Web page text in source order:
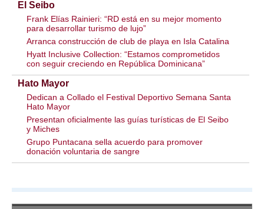
El Seibo
Frank Elías Rainieri: “RD está en su mejor momento
para desarrollar turismo de lujo”
Arranca construcción de club de playa en Isla Catalina
Hyatt Inclusive Collection: “Estamos comprometidos
con seguir creciendo en República Dominicana”
Hato Mayor
Dedican a Collado el Festival Deportivo Semana Santa
Hato Mayor
Presentan oficialmente las guías turísticas de El Seibo
y Miches
Grupo Puntacana sella acuerdo para promover
donación voluntaria de sangre